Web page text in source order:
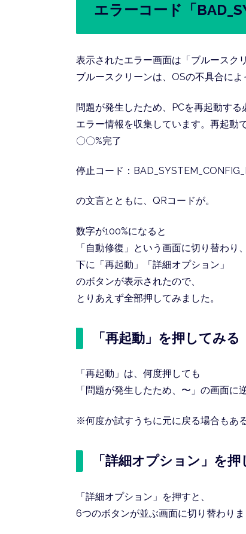
エラーコード「
表示されたエラー画面は「ブルースク
ブルースクリーンは、OSの不具合に
問題が発生したため、PCを再起動する
エラー情報を収集しています。再起動
〇〇%完了
停止コード：
の文言とともに、QRコードが。
数字が100%になると
「自動修復」という画面に切り替わり、
下に「再起動」「詳細オプション」
のボタンが表示されたので、
とりあえず全部押してみました。
「再起動」を押してみる
「再起動」は、何度押しても
「問題が発生したため、〜」の画面に
※何度か試すうちに元に戻る場合もあ
「詳細オプション」を押
「詳細オプション」を押すと、
6つのボタンが並ぶ画面に切り替わりま